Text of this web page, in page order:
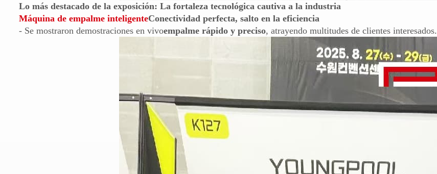
Lo más destacado de la exposición: La fortaleza tecnológica cautiva a la industria
Máquina de empalme inteligenteConectividad perfecta, salto en la eficiencia
- Se mostraron demostraciones en vivoempalme rápido y preciso, atrayendo multitudes de clientes interesados.